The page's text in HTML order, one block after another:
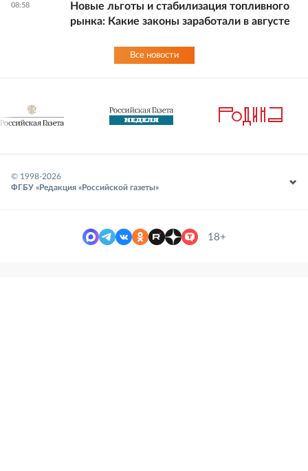
08:58
Новые льготы и стабилизация топливного
рынка: Какие законы заработали в августе
Все новости
© 1998-2026
ФГБУ «Редакция «Российской газеты»
18+